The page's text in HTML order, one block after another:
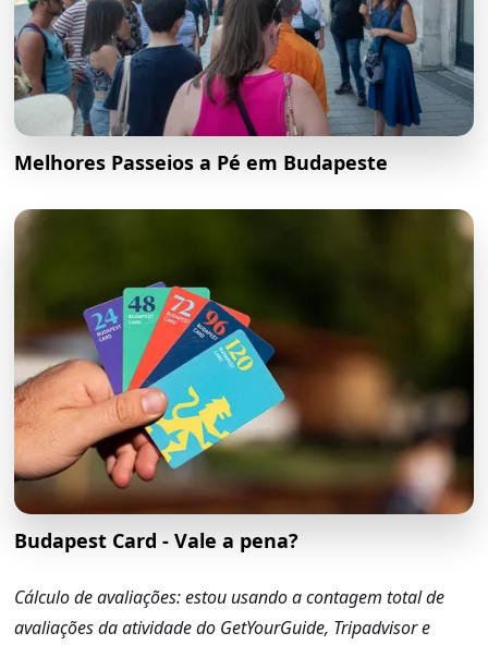
Melhores Passeios a Pé em Budapeste
Budapest Card - Vale a pena?
Cálculo de avaliações: estou usando a contagem total de
avaliações da atividade do GetYourGuide, Tripadvisor e